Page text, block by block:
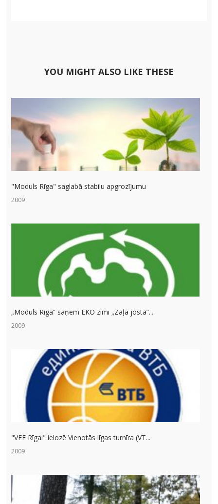
YOU MIGHT ALSO LIKE THESE
"Moduls Rīga" saglabā stabilu apgrozījumu
2009
„Moduls Rīga” saņem EKO zīmi „Zaļā josta”...
2009
"VEF Rīgai" ielozē Vienotās līgas turnīra (VT...
2009